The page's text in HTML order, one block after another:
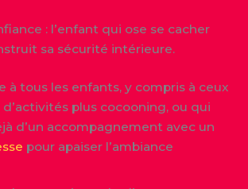
: l’enfant qui ose se cacher
sa sécurité intérieure.
à tous les enfants, y compris à ceux
plus cocooning, ou qui
d’un accompagnement avec un
pour apaiser l’ambiance